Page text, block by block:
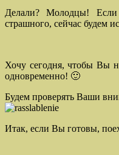
Делали? Молодцы!
страшного, сейчас будем
Хочу сегодня, чтобы Вы
одновременно! 🙂
Будем проверять Ваши
Итак, если Вы готовы,